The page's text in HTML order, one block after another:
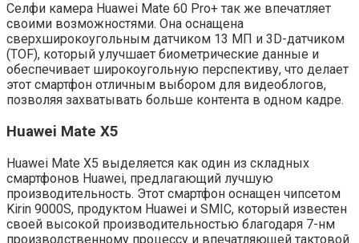
Селфи камера Huawei Mate 60 Pro+ так же впечатляет
своими возможностями. Она оснащена
сверхширокоугольным датчиком 13 МП и 3D-датчиком
(TOF), который улучшает биометрические данные и
обеспечивает широкоугольную перспективу, что делает
этот смартфон отличным выбором для видеоблогов,
позволяя захватывать больше контента в одном кадре.
Huawei Mate X5
Huawei Mate X5 выделяется как один из складных
смартфонов Huawei, предлагающий лучшую
производительность. Этот смартфон оснащен чипсетом
Kirin 9000S, продуктом Huawei и SMIC, который известен
своей высокой производительностью благодаря 7-нм
производственному процессу и впечатляющей тактовой